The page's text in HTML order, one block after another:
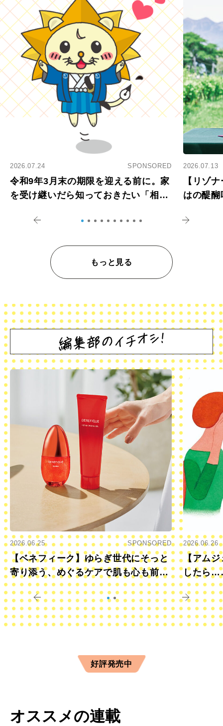
2026.07.24 SPONSORED
令和9年3月末の期限を迎える前に。家
を受け継いだら知っておきたい「相続
2026.07.13
【リゾ
はの醍
もっと見る
2026.06.25 SPONSORED
【ベネフィーク】ゆらぎ世代にそっと
寄り添う、めぐるケアで肌も心も前向
きに
2026.06.26
【アムジ
したら
すか？
好評発売中
オススメの連載